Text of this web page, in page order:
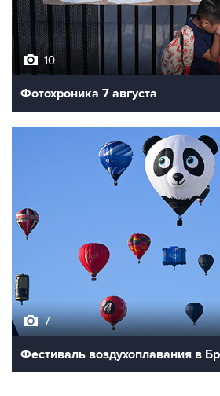
10
Фотохроника 7 августа
7
Фестиваль воздухоплавания в